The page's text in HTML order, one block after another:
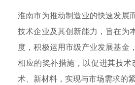
淮南市为推动制造业的快速发展
技术企业及其创新能力，旨在为
度，积极运用市级产业发展基金
相应的奖补措施，以促进其技
术、新材料，实现与市场需求的